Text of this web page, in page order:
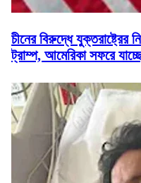
চীনের বিরুদ্ধে যুক্তরাষ্ট্রের
ট্রাম্প, আমেরিকা সফরে